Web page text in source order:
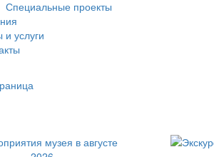
Специальные проекты
услуги